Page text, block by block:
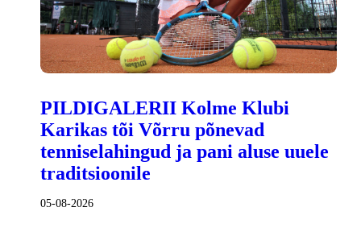
PILDIGALERII Kolme Klubi
Karikas tõi Võrru põnevad
tenniselahingud ja pani aluse uuele
traditsioonile
05-08-2026